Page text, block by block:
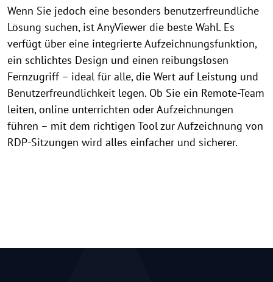
Wenn Sie jedoch eine besonders benutzerfreundliche
Lösung suchen, ist AnyViewer die beste Wahl. Es
verfügt über eine integrierte Aufzeichnungsfunktion,
ein schlichtes Design und einen reibungslosen
Fernzugriff – ideal für alle, die Wert auf Leistung und
Benutzerfreundlichkeit legen. Ob Sie ein Remote-Team
leiten, online unterrichten oder Aufzeichnungen
führen – mit dem richtigen Tool zur Aufzeichnung von
RDP-Sitzungen wird alles einfacher und sicherer.